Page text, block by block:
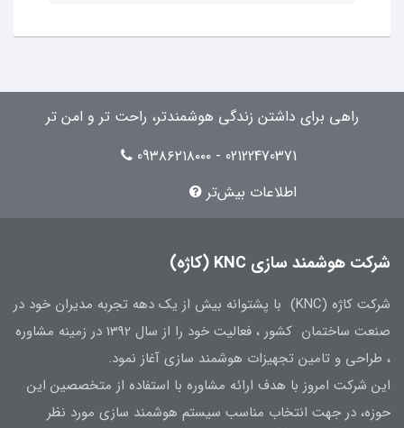
راهی برای داشتن زندگی هوشمندتر، راحت تر و امن تر
02122470371 - 09۳۸۶۲۱۸۰۰۰
اطلاعات بیش‌تر
شرکت هوشمند سازی KNC (کاژه)
شرکت کاژه (KNC) با پشتوانه بیش از یک دهه تجربه مدیران خود در
صنعت ساختمان کشور ، فعالیت خود را از سال 1392 در زمینه مشاوره
، طراحی و تامین تجهیزات هوشمند سازی آغاز نمود.
این شرکت امروز با هدف ارائه مشاوره با استفاده از متخصصین این
حوزه، در جهت انتخاب مناسب سیستم هوشمند سازی مورد نظر